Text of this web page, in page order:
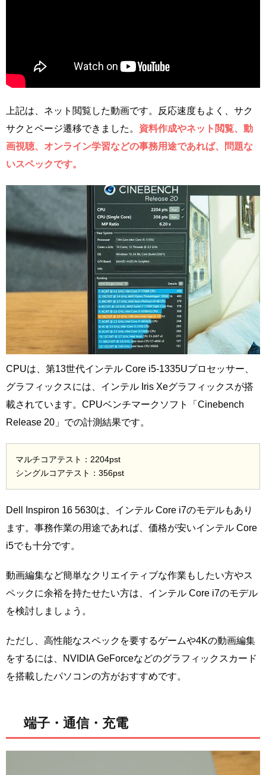
上記は、ネット閲覧した動画です。反応速度もよく、サク
サクとページ遷移できました。 資料作成やネット閲覧、動
画視聴、オンライン学習などの事務用途であれば、問題な
いスペックです。
CPUは、第13世代インテル Core i5-1335Uプロセッサー、
グラフィックスには、インテル Iris Xeグラフィックスが搭
載されています。CPUベンチマークソフト「Cinebench
Release 20」での計測結果です。
マルチコアテスト：2204pst
シングルコアテスト：356pst
Dell Inspiron 16 5630は、インテル Core i7のモデルもあり
ます。事務作業の用途であれば、価格が安いインテル Core
i5でも十分です。
動画編集など簡単なクリエイティブな作業もしたい方やス
ペックに余裕を持たせたい方は、インテル Core i7のモデル
を検討しましょう。
ただし、高性能なスペックを要するゲームや4Kの動画編集
をするには、NVIDIA GeForceなどのグラフィックスカード
を搭載したパソコンの方がおすすめです。
端子・通信・充電